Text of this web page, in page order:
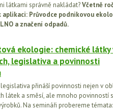
látkami správně nakládat?Včetně
aplikaci: Průvodce podnikovou
a značení odpadů.
ekologie: chemické látky
legislativa a povinnosti
přináší povinnosti nejen v
látek a směsí, ale mnoho povinností
Na semináři probereme témata: